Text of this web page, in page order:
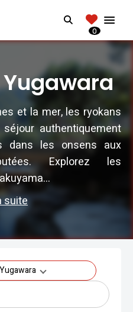
RYOKANTRAVEL
Search
0
et la mer, les ryokans
authentiquement
dans les onsens aux
Explorez les
suite
Yugawara